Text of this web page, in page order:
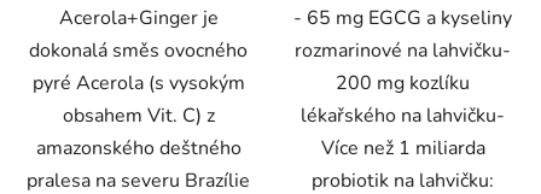
Acerola+Ginger je
dokonalá směs ovocného
pyré Acerola (s vysokým
obsahem Vit. C) z
amazonského deštného
pralesa na severu Brazílie
- 65 mg EGCG a kyseliny
rozmarinové na lahvičku-
200 mg kozlíku
lékařského na lahvičku-
Více než 1 miliarda
probiotik na lahvičku: